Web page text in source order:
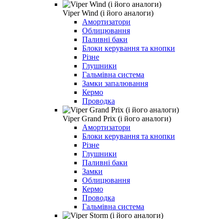
Viper Wind (і його аналоги)
Амортизатори
Облицювання
Паливні баки
Блоки керування та кнопки
Різне
Глушники
Гальмівна система
Замки запалювання
Кермо
Проводка
Viper Grand Prix (і його аналоги)
Амортизатори
Блоки керування та кнопки
Різне
Глушники
Паливні баки
Замки
Облицювання
Кермо
Проводка
Гальмівна система